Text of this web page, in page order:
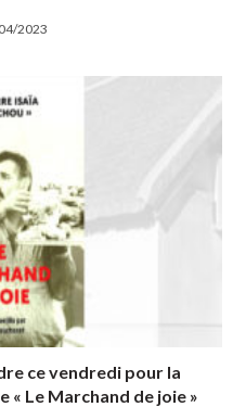
2023
ce vendredi pour la
Le Marchand de joie »